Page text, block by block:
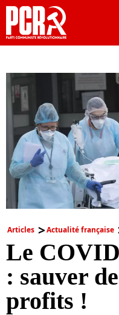
Articles Actualité française
Le
: sauver
profits !